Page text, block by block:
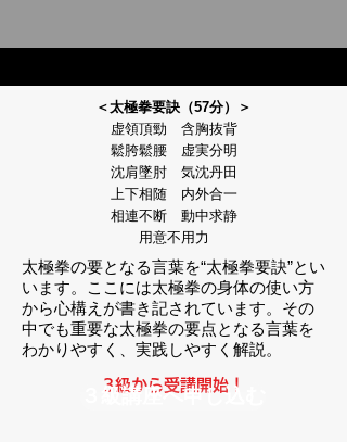
＜太極拳要訣（57分）＞
虚領頂勁 含胸抜背
鬆胯鬆腰 虚実分明
沈肩墜肘 気沈丹田
上下相随 内外合一
相連不断 動中求静
用意不用力
太極拳の要となる言葉を“太極拳要訣”とい
います。ここには太極拳の身体の使い方
から心構えが書き記されています。その
中でも重要な太極拳の要点となる言葉を
わかりやすく、実践しやすく解説。
3級から受講開始！
３級講座へ申し込む